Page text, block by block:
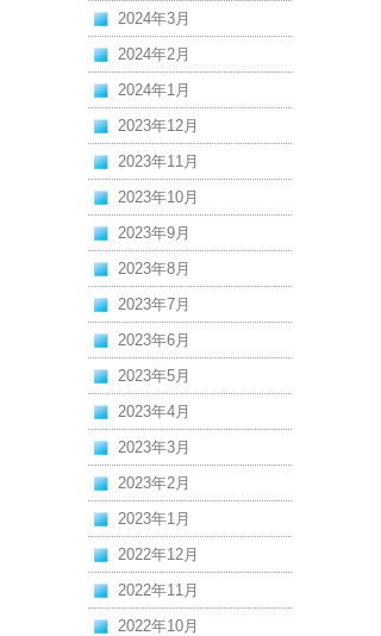
2024年3月
2024年2月
2024年1月
2023年12月
2023年11月
2023年10月
2023年9月
2023年8月
2023年7月
2023年6月
2023年5月
2023年4月
2023年3月
2023年2月
2023年1月
2022年12月
2022年11月
2022年10月